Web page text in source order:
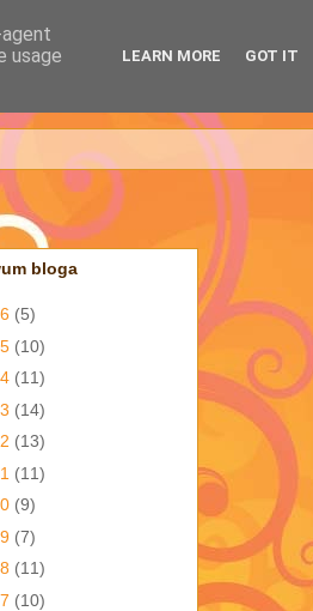
bloga
(5)
(10)
(11)
(14)
(13)
(11)
(9)
(7)
(11)
(10)
usage
LEARN MORE GOT IT